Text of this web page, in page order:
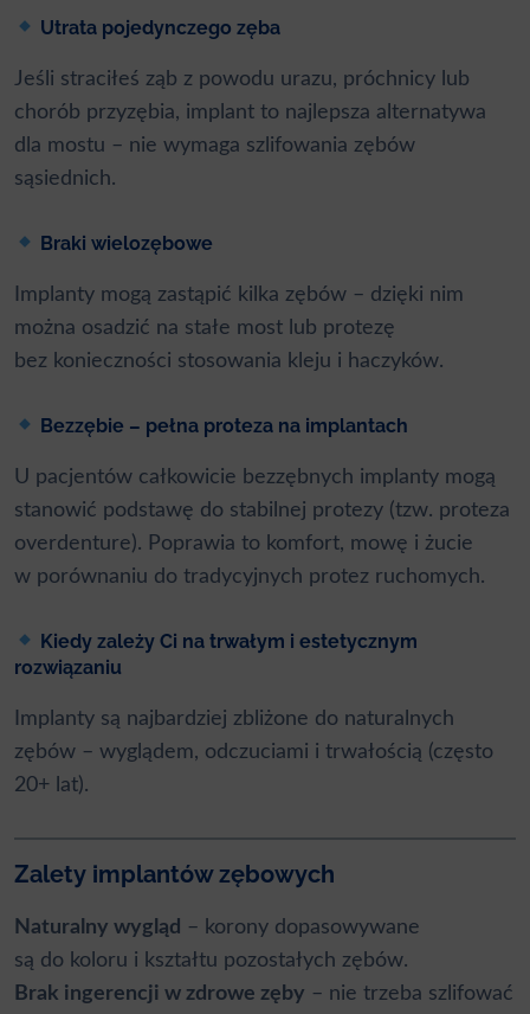
Utrata pojedynczego zęba
Jeśli straciłeś ząb z powodu urazu, próchnicy lub
chorób przyzębia, implant to najlepsza alternatywa
dla mostu – nie wymaga szlifowania zębów
sąsiednich.
Braki wielozębowe
Implanty mogą zastąpić kilka zębów – dzięki nim
można osadzić na stałe most lub protezę
bez konieczności stosowania kleju i haczyków.
Bezzębie – pełna proteza na implantach
U pacjentów całkowicie bezzębnych implanty mogą
stanowić podstawę do stabilnej protezy (tzw. proteza
overdenture). Poprawia to komfort, mowę i żucie
w porównaniu do tradycyjnych protez ruchomych.
Kiedy zależy Ci na trwałym i estetycznym
rozwiązaniu
Implanty są najbardziej zbliżone do naturalnych
zębów – wyglądem, odczuciami i trwałością (często
20+ lat).
Zalety implantów zębowych
Naturalny wygląd – korony dopasowywane
są do koloru i kształtu pozostałych zębów.
Brak ingerencji w zdrowe zęby – nie trzeba szlifować